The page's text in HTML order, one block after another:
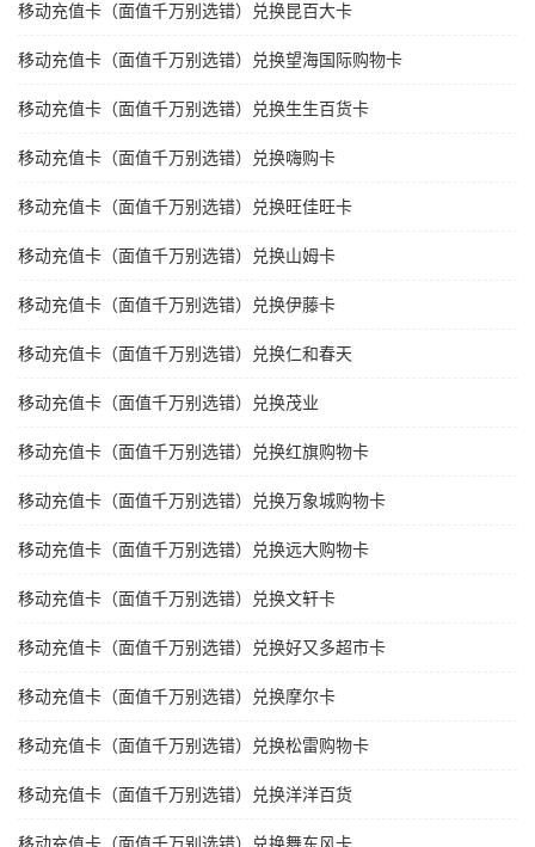
移动充值卡（面值千万别选错）兑换昆百大卡
移动充值卡（面值千万别选错）兑换望海国际购物卡
移动充值卡（面值千万别选错）兑换生生百货卡
移动充值卡（面值千万别选错）兑换嗨购卡
移动充值卡（面值千万别选错）兑换旺佳旺卡
移动充值卡（面值千万别选错）兑换山姆卡
移动充值卡（面值千万别选错）兑换伊藤卡
移动充值卡（面值千万别选错）兑换仁和春天
移动充值卡（面值千万别选错）兑换茂业
移动充值卡（面值千万别选错）兑换红旗购物卡
移动充值卡（面值千万别选错）兑换万象城购物卡
移动充值卡（面值千万别选错）兑换远大购物卡
移动充值卡（面值千万别选错）兑换文轩卡
移动充值卡（面值千万别选错）兑换好又多超市卡
移动充值卡（面值千万别选错）兑换摩尔卡
移动充值卡（面值千万别选错）兑换松雷购物卡
移动充值卡（面值千万别选错）兑换洋洋百货